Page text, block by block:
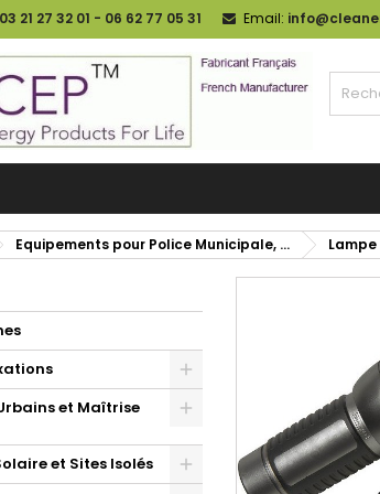
03 21 27 32 01 - 06 62 77 05 31 Email:
Equipements pour Police Municipale, ...
et Maîtrise
et Sites Isolés